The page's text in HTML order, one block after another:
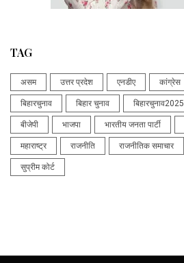
TAG
असम उत्तर प्रदेश एनडीए कांग्रेस
बिहारचुनाव बिहार चुनाव बिहारचुनाव2025
बीजेपी भाजपा भारतीय जनता पार्टी
महाराष्ट्र राजनीति राजनीतिक समाचार
सुप्रीम कोर्ट